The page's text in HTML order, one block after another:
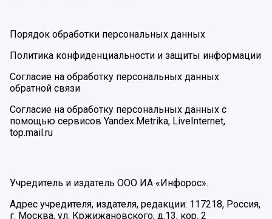
Порядок обработки персональных данных
Политика конфиденциальности и защиты информации
Согласие на обработку персональных данных
обратной связи
Согласие на обработку персональных данных с
помощью сервисов Yandex.Metrika, LiveInternet,
top.mail.ru
Учредитель и издатель ООО ИА «Инфорос».
Адрес учредителя, издателя, редакции: 117218, Россия,
г. Москва, ул. Кржижановского, д.13, кор. 2